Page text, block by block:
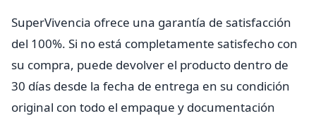
SuperVivencia ofrece una garantía de satisfacción
del 100%. Si no está completamente satisfecho con
su compra, puede devolver el producto dentro de
30 días desde la fecha de entrega en su condición
original con todo el empaque y documentación